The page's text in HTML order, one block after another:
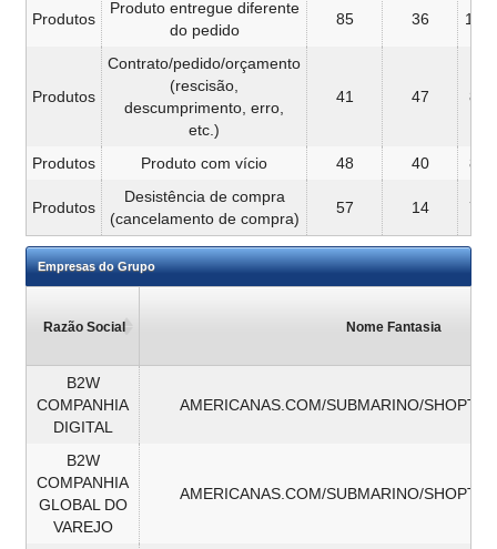
Produtos
Produto entregue diferente
do pedido
85 36 121
Produtos
Contrato/pedido/orçamento
(rescisão,
descumprimento, erro,
etc.)
41 47 88
Produtos Produto com vício 48 40 88
Produtos
Desistência de compra
(cancelamento de compra)
57 14 71
Empresas do Grupo
Razão Social Nome Fantasia
B2W
COMPANHIA
DIGITAL
AMERICANAS.COM/SUBMARINO/
B2W
COMPANHIA
GLOBAL DO
VAREJO
AMERICANAS.COM/SUBMARINO/